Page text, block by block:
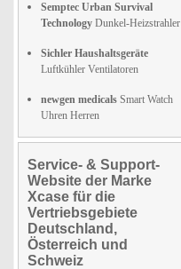
Semptec Urban Survival
Technology Dunkel-Heizstrahler
Sichler Haushaltsgeräte
Luftkühler Ventilatoren
newgen medicals Smart Watch
Uhren Herren
Service- & Support-
Website der Marke
Xcase für die
Vertriebsgebiete
Deutschland,
Österreich und
Schweiz